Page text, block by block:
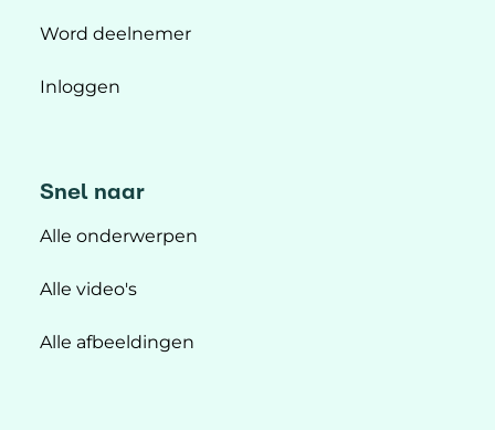
Word deelnemer
Inloggen
Snel naar
Alle onderwerpen
Alle video's
Alle afbeeldingen